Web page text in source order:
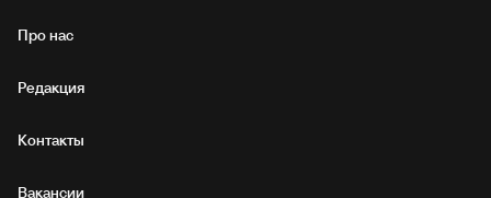
Про нас
Редакция
Контакты
Вакансии